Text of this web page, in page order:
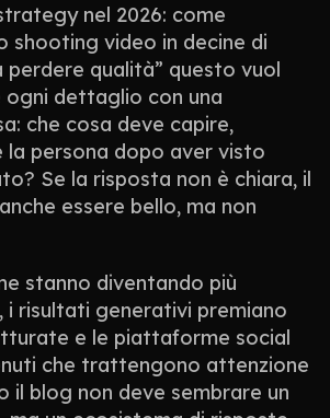
nel 2026: come
shooting video in decine di
perdere qualità” questo vuol
dettaglio con una
che cosa deve capire,
persona dopo aver visto
Se la risposta non è chiara, il
essere bello, ma non
stanno diventando più
i risultati generativi premiano
e le piattaforme social
che trattengono attenzione
il blog non deve sembrare un